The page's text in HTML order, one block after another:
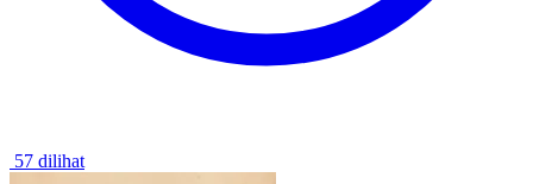
57 dilihat